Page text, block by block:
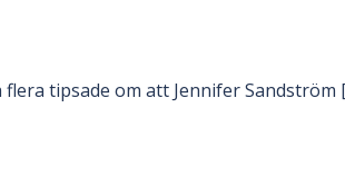
tipsade om att Jennifer Sandström